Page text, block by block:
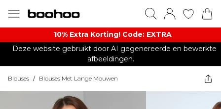
10% Extra Korting! Code: EXTRA​
Deze website gebruikt door AI gegenereerde en bewerkte
afbeeldingen.
Blouses / Blouses Met Lange Mouwen